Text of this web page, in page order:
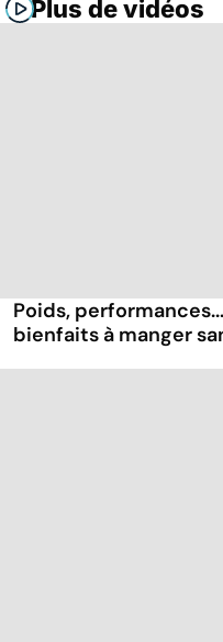
Plus de vidéos
Poids,
bienfaits à manger